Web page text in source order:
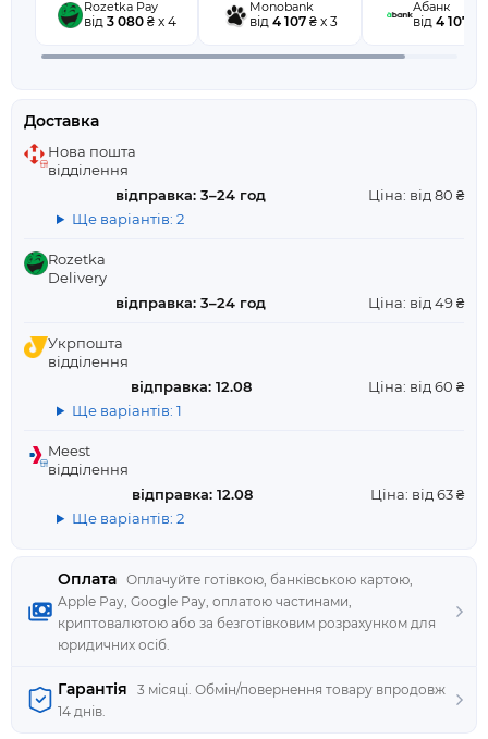
Оплата Оплачуйте готівкою, банківською картою,
Apple Pay, Google Pay, оплатою частинами,
криптовалютою або за безготівковим розрахунком для
юридичних осіб.
Rozetka Pay
від 3 080₴ x 4
Monobank
від 4 107₴ x 3
Абанк
від 4 107
Доставка
Нова пошта
відділення
відправка: 3–24 год
Ціна: від 80 ₴
Ще варіантів: 2
Rozetka
Delivery
відправка: 3–24 год
Ціна: від 49 ₴
Укрпошта
відділення
відправка: 12.08
Ціна: від 60 ₴
Ще варіантів: 1
Meest
відділення
відправка: 12.08
Ціна: від 63 ₴
Ще варіантів: 2
Гарантія
3 місяці. Обмін/повернення товару впродовж
14 днів.